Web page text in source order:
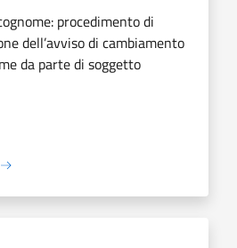
procedimento di
dell’avviso di cambiamento
da parte di soggetto